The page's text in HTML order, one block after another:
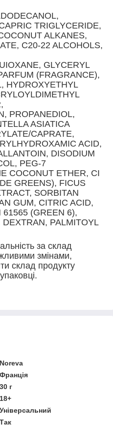
TRIGLYCERIDE,
ALKANES,
C20-22 ALCOHOLS,
GLYCERYL
(FRAGRANCE),
HYDROXYETHYL
PROPANEDIOL,
ASIATICA
CAPRATE,
ACID,
DISODIUM
PEG-7
COCONUT ETHER, CI
GREENS), FICUS
SORBITAN
GUM, CITRIC ACID,
61565 (GREEN 6),
PALMITOYL
за склад
змінами,
склад продукту
Noreva
Франція
30 г
18+
Універсальний
Так